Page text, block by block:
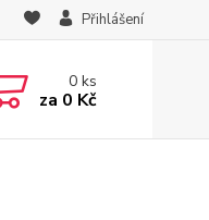
Přihlášení
0ks
za 0 Kč